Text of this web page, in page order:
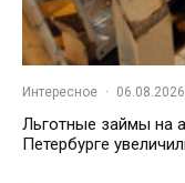
Интересное · 06.08.2026
Льготные займы на
Петербурге